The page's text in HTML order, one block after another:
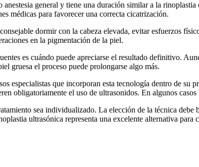
anestesia general y tiene una duración similar a la
médicas para favorecer una correcta cicatrización.
dormir con la cabeza elevada, evitar esfuerzos
en la pigmentación de la piel.
es cuándo puede apreciarse el resultado definitivo.
gruesa el proceso puede prolongarse algo más.
especialistas que incorporan esta tecnología dentro de su
obligatoriamente el uso de ultrasonidos. En algunos
sea individualizado. La elección de la técnica
ultrasónica representa una excelente alternativa